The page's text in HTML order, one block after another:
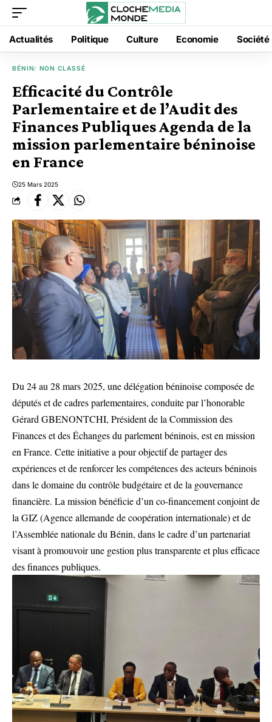
Actualités Politique Culture Economie Société
BÉNIN NON CLASSÉ
Efficacité du Contrôle
Parlementaire et de l’Audit des
Finances Publiques Agenda de la
mission parlementaire béninoise
en France
25 Mars 2025
Du 24 au 28 mars 2025, une délégation béninoise composée de
députés et de cadres parlementaires, conduite par l’honorable
Gérard GBENONTCHI, Président de la Commission des
Finances et des Échanges du parlement béninois, est en mission
en France. Cette initiative a pour objectif de partager des
expériences et de renforcer les compétences des acteurs béninois
dans le domaine du contrôle budgétaire et de la gouvernance
financière. La mission bénéficie d’un co-financement conjoint de
la GIZ (Agence allemande de coopération internationale) et de
l’Assemblée nationale du Bénin, dans le cadre d’un partenariat
visant à promouvoir une gestion plus transparente et plus efficace
des finances publiques.